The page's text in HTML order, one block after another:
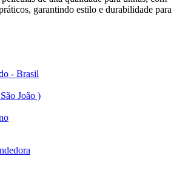
garantindo estilo e durabilidade para
- Brasil
João )